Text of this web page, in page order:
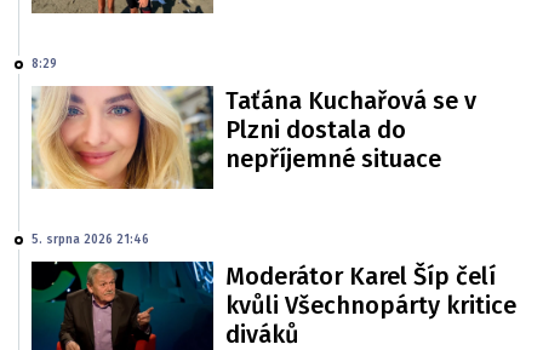
8:29
Taťána Kuchařová se v
Plzni dostala do
nepříjemné situace
5. srpna 2026 21:46
Moderátor Karel Šíp čelí
kvůli Všechnopárty kritice
diváků